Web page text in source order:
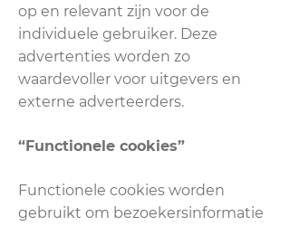
op en relevant zijn voor de
individuele gebruiker. Deze
advertenties worden zo
waardevoller voor uitgevers en
externe adverteerders.
“Functionele cookies”
Functionele cookies worden
gebruikt om bezoekersinformatie